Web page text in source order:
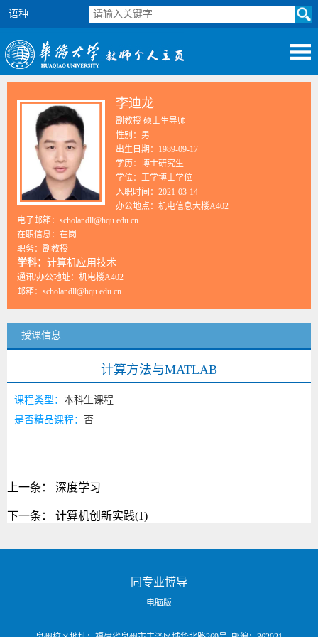
语种
李迪龙
副教授 硕士生导师
性别：男
出生日期：1989-09-17
学历：博士研究生
学位：工学博士学位
入职时间：2021-03-14
办公地点：机电信息大楼A402
电子邮箱： scholar.dll@hqu.edu.cn
在职信息：在岗
职务：副教授
学科： 计算机应用技术
通讯/办公地址： 机电楼A402
邮箱： scholar.dll@hqu.edu.cn
授课信息
计算方法与MATLAB
课程类型： 本科生课程
是否精品课程： 否
上一条： 深度学习
下一条： 计算机创新实践(1)
同专业博导
电脑版